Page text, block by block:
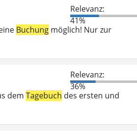
Relevanz:
41%
Buchung möglich! Nur zur
Relevanz:
36%
dem Tagebuch des ersten und